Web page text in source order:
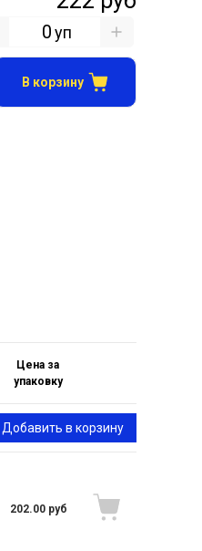
уп
В корзину
Цена за
упаковку
Добавить в корзину
202.00 руб